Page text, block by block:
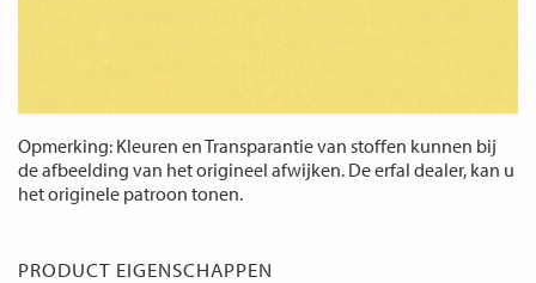
Opmerking: Kleuren en Transparantie van stoffen kunnen bij
de afbeelding van het origineel afwijken. De erfal dealer, kan u
het originele patroon tonen.
PRODUCT EIGENSCHAPPEN